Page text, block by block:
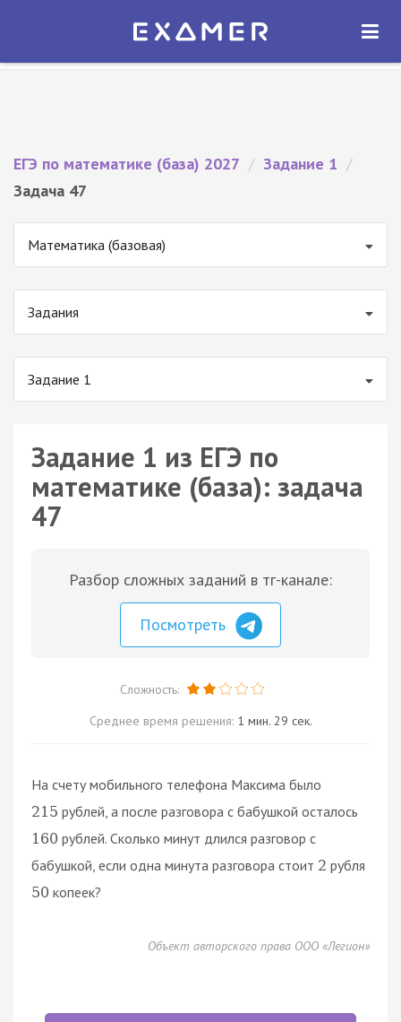
Экзамер — ЕГЭ 2027
ОТКРЫТЬ
ЕГЭ по математике (база) 2027 / Задание 1 /
Задача 47
Математика (базовая)
Задания
Задание 1
Задание 1 из ЕГЭ по
математике (база): задача
47
Разбор сложных заданий в тг-канале:
Посмотреть
Сложность:
Среднее время решения: 1 мин. 29 сек.
На счету мобильного телефона Максима было
215 рублей, а после разговора с бабушкой осталось
160 рублей. Сколько минут длился разговор с
бабушкой, если одна минута разговора стоит 2 рубля
50 копеек?
Объект авторского права ООО «Легион»